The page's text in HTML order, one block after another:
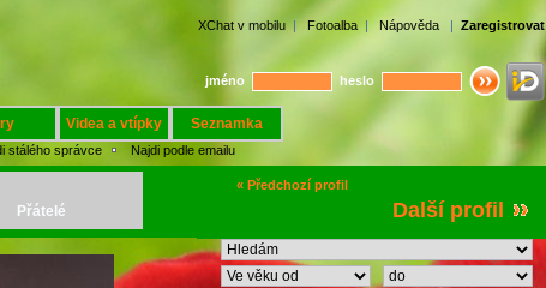
XChat v mobilu| Fotoalba | Nápověda | Zaregistrovat
jméno heslo
Videa a vtípky Seznamka
stálého správce Najdi podle emailu
Přátelé
« Předchozí profil
Další profil